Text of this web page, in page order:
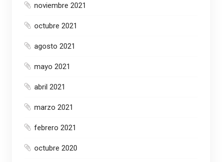
noviembre 2021
octubre 2021
agosto 2021
mayo 2021
abril 2021
marzo 2021
febrero 2021
octubre 2020